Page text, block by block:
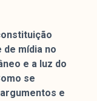
mídia no
e a luz do
se
e